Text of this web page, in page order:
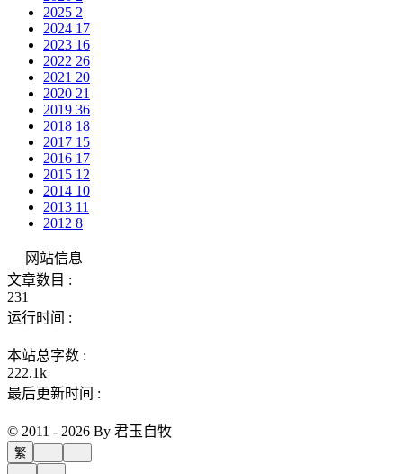
2025 2
2024 17
2023 16
2022 26
2021 20
2020 21
2019 36
2018 18
2017 15
2016 17
2015 12
2014 10
2013 11
2012 8
网站信息
文章数目 :
231
运行时间 :
本站总字数 :
222.1k
最后更新时间 :
© 2011 - 2026 By 君玉自牧
繁